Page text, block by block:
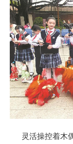
灵活操控着木